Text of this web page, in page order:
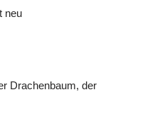
neu
Drachenbaum, der